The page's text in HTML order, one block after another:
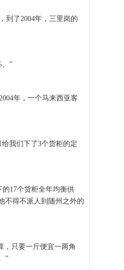
到了2004年，三里岗的
”
年，一个马来西亚客
我们下了3个货柜的定
17个货柜全年均衡供
不得不派人到随州之外的
只要一斤便宜一两角
”